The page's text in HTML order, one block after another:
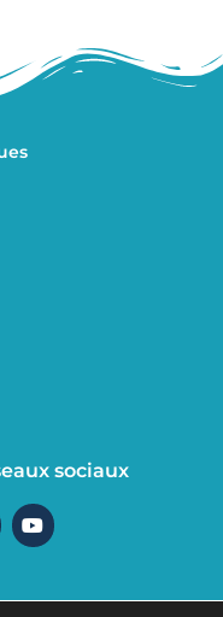
sociaux
Y
o
u
b